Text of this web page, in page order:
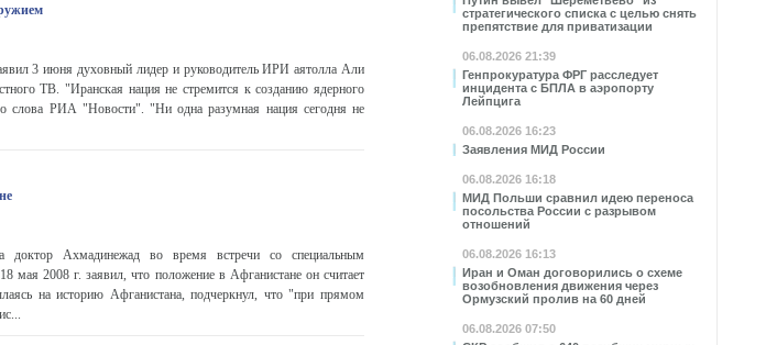
стратегического списка с целью снять
препятствие для приватизации
06.08.2026 21:39
Генпрокуратура ФРГ расследует
инцидента с БПЛА в аэропорту
Лейпцига
06.08.2026 16:23
Заявления МИД России
06.08.2026 16:18
МИД Польши сравнил идею переноса
посольства России с разрывом
отношений
06.08.2026 16:13
Иран и Оман договорились о схеме
возобновления движения через
Ормузский пролив на 60 дней
06.08.2026 07:50
3 июня духовный лидер и руководитель ИРИ аятолла Али
ТВ. "Иранская нация не стремится к созданию ядерного
слова РИА "Новости". "Ни одна разумная нация сегодня не
доктор Ахмадинежад во время встречи со специальным
мая 2008 г. заявил, что положение в Афганистане он считает
на историю Афганистана, подчеркнул, что "при прямом